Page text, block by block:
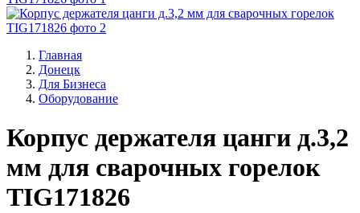
Главная
Донецк
Для Бизнеса
Оборудование
Корпус держателя цанги д.3,2
мм для сварочных горелок
TIG171826